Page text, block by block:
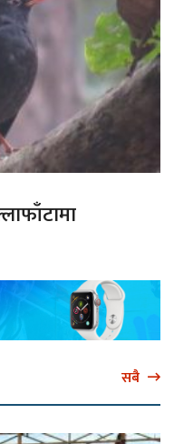
सबै